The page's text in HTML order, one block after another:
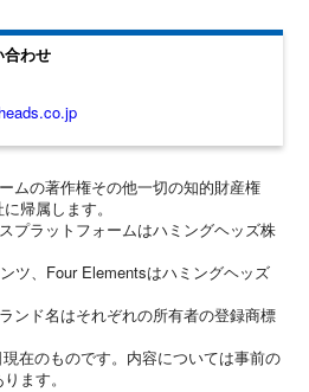
合わせ
ムの著作権その他一切の知的財産権
帰属します。
プラットフォームはハミングヘッズ株
ツ、Four Elementsはハミングヘッズ
ンド名はそれぞれの所有者の登録商標
在のものです。内容については事前の
ます。